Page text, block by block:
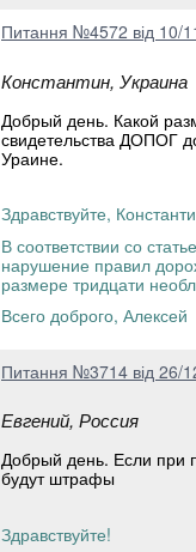
Питання №4572 від 10/
Константин, Украина
Добрый день. Какой
свидетельства ДОПОГ
Ураине.
Здравствуйте,
В соответствии со
нарушение правил
размере тридцати
Всего доброго, Алексей
Питання №3714 від 26/
Евгений, Россия
Добрый день. Если при
будут штрафы
Здравствуйте!